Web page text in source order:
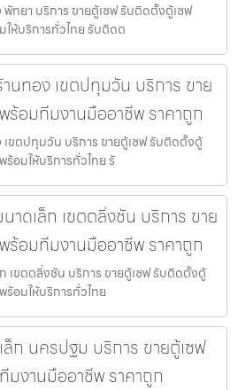
ทยา บริการ ขายตู้เซฟ รับติดตั้งตู้เซฟ
ห้บริการทั่วไทย รับติดต
นทอง เขตปทุมวัน บริการ ขาย
ร้อมทีมงานมืออาชีพ ราคาถูก
ขตปทุมวัน บริการ ขายตู้เซฟ รับติดตั้งตู้
อมให้บริการทั่วไทย รั
าดเล็ก เขตตลิ่งชัน บริการ ขาย
ร้อมทีมงานมืออาชีพ ราคาถูก
เขตตลิ่งชัน บริการ ขายตู้เซฟ รับติดตั้งตู้
อมให้บริการทั่วไทย
ล็ก นครปฐม บริการ ขายตู้เซฟ
งานมืออาชีพ ราคาถูก